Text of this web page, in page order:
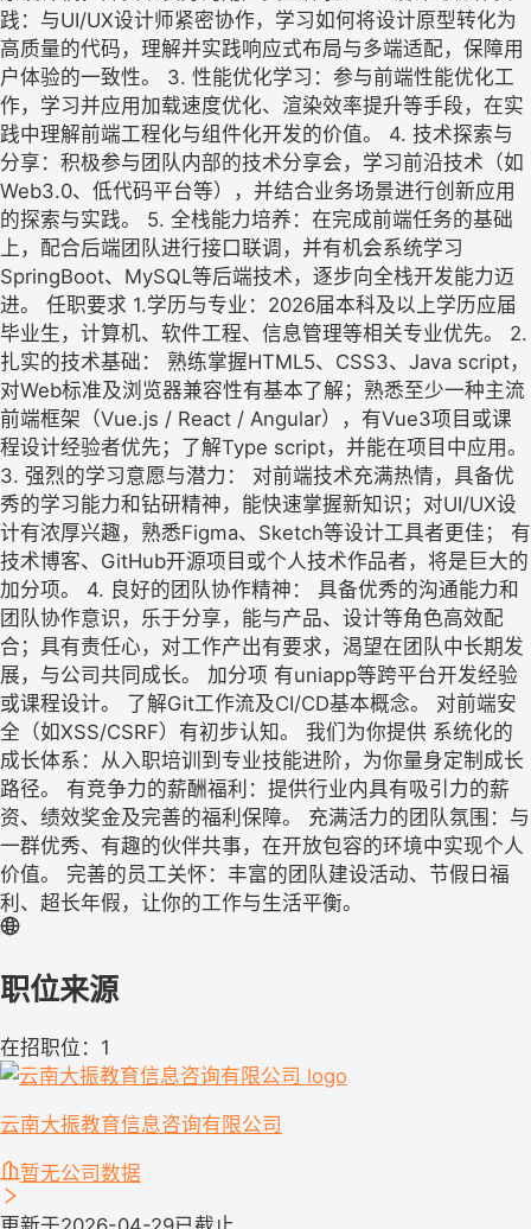
践：与UI/UX设计师紧密协作，学习如何将设计原型转化为
高质量的代码，理解并实践响应式布局与多端适配，保障用
户体验的一致性。 3. 性能优化学习：参与前端性能优化工
作，学习并应用加载速度优化、渲染效率提升等手段，在实
践中理解前端工程化与组件化开发的价值。 4. 技术探索与
分享：积极参与团队内部的技术分享会，学习前沿技术（如
Web3.0、低代码平台等），并结合业务场景进行创新应用
的探索与实践。 5. 全栈能力培养：在完成前端任务的基础
上，配合后端团队进行接口联调，并有机会系统学习
SpringBoot、MySQL等后端技术，逐步向全栈开发能力迈
进。 任职要求 1.学历与专业：2026届本科及以上学历应届
毕业生，计算机、软件工程、信息管理等相关专业优先。 2.
扎实的技术基础： 熟练掌握HTML5、CSS3、Java script，
对Web标准及浏览器兼容性有基本了解；熟悉至少一种主流
前端框架（Vue.js / React / Angular），有Vue3项目或课
程设计经验者优先；了解Type script，并能在项目中应用。
3. 强烈的学习意愿与潜力： 对前端技术充满热情，具备优
秀的学习能力和钻研精神，能快速掌握新知识；对UI/UX设
计有浓厚兴趣，熟悉Figma、Sketch等设计工具者更佳； 有
技术博客、GitHub开源项目或个人技术作品者，将是巨大的
加分项。 4. 良好的团队协作精神： 具备优秀的沟通能力和
团队协作意识，乐于分享，能与产品、设计等角色高效配
合；具有责任心，对工作产出有要求，渴望在团队中长期发
展，与公司共同成长。 加分项 有uniapp等跨平台开发经验
或课程设计。 了解Git工作流及CI/CD基本概念。 对前端安
全（如XSS/CSRF）有初步认知。 我们为你提供 系统化的
成长体系：从入职培训到专业技能进阶，为你量身定制成长
路径。 有竞争力的薪酬福利：提供行业内具有吸引力的薪
资、绩效奖金及完善的福利保障。 充满活力的团队氛围：与
一群优秀、有趣的伙伴共事，在开放包容的环境中实现个人
价值。 完善的员工关怀：丰富的团队建设活动、节假日福
利、超长年假，让你的工作与生活平衡。
职位来源
在招职位：1
云南大振教育信息咨询有限公司
暂无公司数据